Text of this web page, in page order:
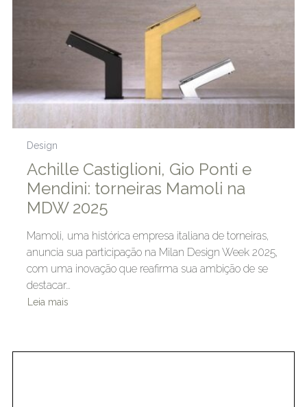
Design
Achille Castiglioni, Gio Ponti e
Mendini: torneiras Mamoli na
MDW 2025
Mamoli, uma histórica empresa italiana de torneiras,
anuncia sua participação na Milan Design Week 2025,
com uma inovação que reafirma sua ambição de se
destacar…
Leia mais